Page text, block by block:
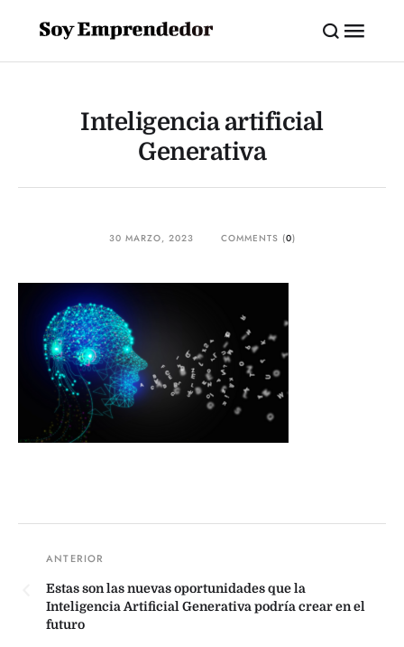
Inteligencia artificial
Generativa
30 MARZO, 2023 COMMENTS (0)
Estas son las nuevas oportunidades que la
Inteligencia Artificial Generativa podría crear en el
futuro